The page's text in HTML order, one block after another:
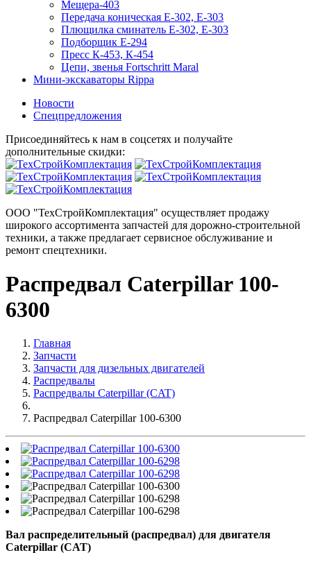
Мещера-403
Передача коническая Е-302, Е-303
Плющилка сминатель Е-302, Е-303
Подборщик Е-294
Пресс К-453, К-454
Цепи, звенья Fortschritt Maral
Мини-экскаваторы Rippa
Новости
Спецпредложения
Присоединяйтесь к нам в соцсетях и получайте
дополнительные скидки:
ООО "ТехСтройКомплектация" осуществляет продажу
широкого ассортимента запчастей для дорожно-строительной
техники, а также предлагает сервисное обслуживание и
ремонт спецтехники.
Распредвал Caterpillar 100-
6300
Главная
Запчасти
Запчасти для дизельных двигателей
Распредвалы
Распредвалы Caterpillar (CAT)
Распредвал Caterpillar 100-6300
Вал распределительный (распредвал) для двигателя
Caterpillar (CAT)